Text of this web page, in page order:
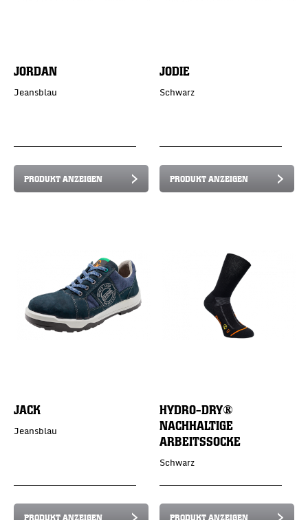
JORDAN
Jeansblau
PRODUKT ANZEIGEN
JODIE
Schwarz
PRODUKT ANZEIGEN
JACK
Jeansblau
PRODUKT ANZEIGEN
HYDRO-DRY®
NACHHALTIGE
ARBEITSSOCKE
Schwarz
PRODUKT ANZEIGEN